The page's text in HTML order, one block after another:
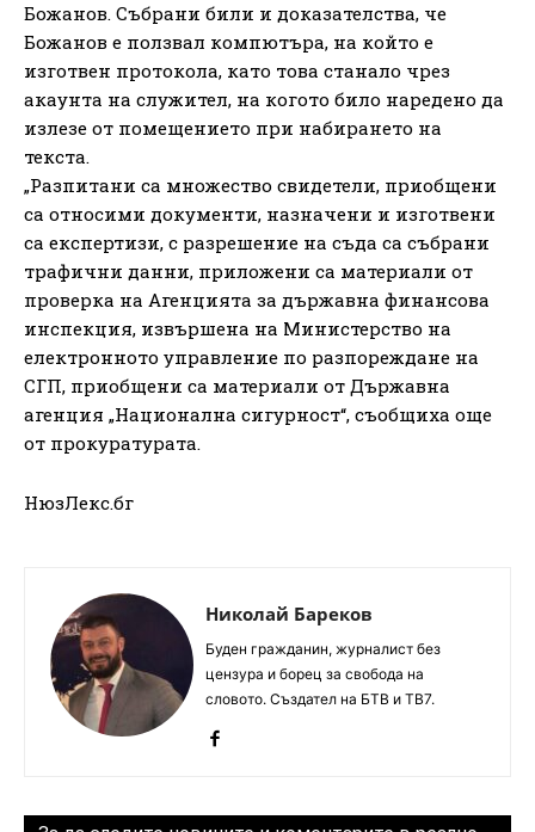
Божанов. Събрани били и доказателства, че
Божанов е ползвал компютъра, на който е
изготвен протокола, като това станало чрез
акаунта на служител, на когото било наредено да
излезе от помещението при набирането на
текста.
„Разпитани са множество свидетели, приобщени
са относими документи, назначени и изготвени
са експертизи, с разрешение на съда са събрани
трафични данни, приложени са материали от
проверка на Агенцията за държавна финансова
инспекция, извършена на Министерство на
електронното управление по разпореждане на
СГП, приобщени са материали от Държавна
агенция „Национална сигурност“, съобщиха още
от прокуратурата.
НюзЛекс.бг
Николай Бареков
Буден гражданин, журналист без
цензура и борец за свобода на
словото. Създател на БТВ и ТВ7.